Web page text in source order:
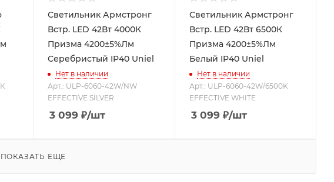
Светильник Армстронг
Встр. LED 42Вт 4000К
Призма 4200±5%Лм
Серебристый IP40 Uniel
Нет в наличии
Арт.: ULP-6060-42W/NW
EFFECTIVE SILVER
3 099 ₽/шт
Светильник Армстронг
Встр. LED 42Вт 6500К
Призма 4200±5%Лм
Белый IP40 Uniel
Нет в наличии
Арт.: ULP-6060-42W/6500K
EFFECTIVE WHITE
3 099 ₽/шт
ПОКАЗАТЬ ЕЩЕ